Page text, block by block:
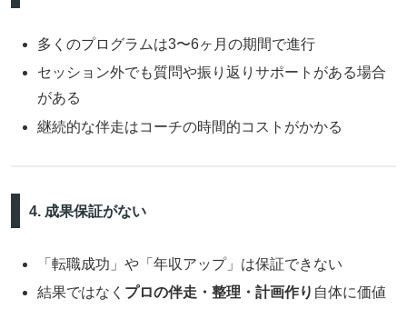
多くのプログラムは3〜6ヶ月の期間で進行
セッション外でも質問や振り返りサポートがある場合
がある
継続的な伴走はコーチの時間的コストがかかる
4. 成果保証がない
「転職成功」や「年収アップ」は保証できない
結果ではなく プロの伴走・整理・計画作り 自体に価値